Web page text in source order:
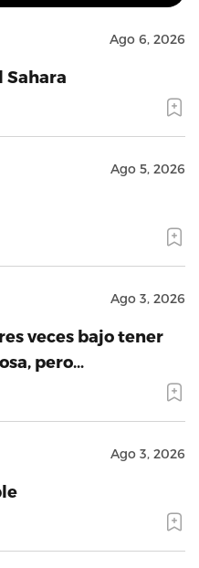
Ago 6, 2026
Sahara
Ago 5, 2026
Ago 3, 2026
veces bajo tener
pero…
Ago 3, 2026